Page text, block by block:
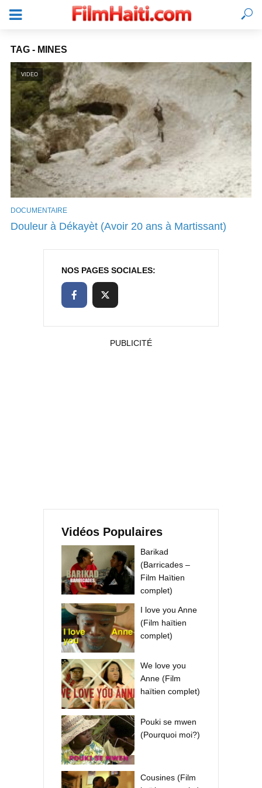
SE CONNECTER
TAG - MINES
VIDEO
DOCUMENTAIRE
Douleur à Dékayèt (Avoir 20 ans à Martissant)
NOS PAGES SOCIALES:
PUBLICITÉ
Vidéos Populaires
Barikad
(Barricades –
Film Haïtien
complet)
I love you Anne
(Film haïtien
complet)
We love you
Anne (Film
haïtien complet)
Pouki se mwen
(Pourquoi moi?)
Cousines (Film